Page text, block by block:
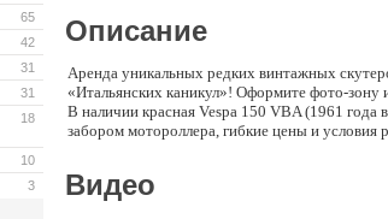
65
42
31
31
18
10
3
Описание
Аренда уникальных редких винтажных
«Итальянских каникул»! Оформите фото-зону
В наличии красная Vespa 150 VBA (1961 года
забором мотороллера, гибкие цены и условия
Видео